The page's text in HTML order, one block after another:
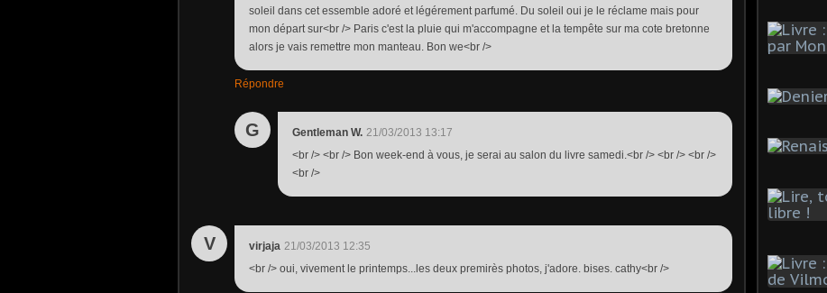
soleil dans cet essemble adoré et légérement parfumé. Du soleil oui je le réclame mais pour
mon départ sur<br /> Paris c'est la pluie qui m'accompagne et la tempête sur ma cote bretonne
alors je vais remettre mon manteau. Bon we<br />
Répondre
G Gentleman W. 21/03/2013 13:17
<br /> <br /> Bon week-end à vous, je serai au salon du livre samedi.<br /> <br /> <br />
<br />
V virjaja 21/03/2013 12:35
<br /> oui, vivement le printemps...les deux premirès photos, j'adore. bises. cathy<br />